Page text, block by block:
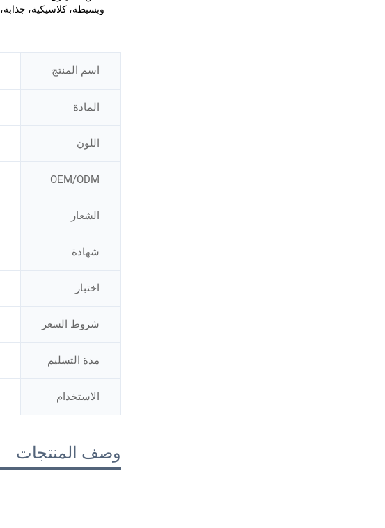
اسم المنتج
المادة
اللون
OEM/ODM
الشعار
شهادة
اختبار
شروط السعر
مدة التسليم
الاستخدام
وصف المنتجات